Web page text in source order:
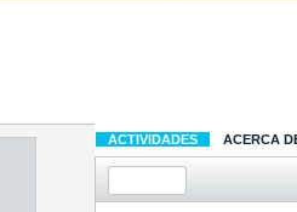
ACTIVIDADES ACERCA